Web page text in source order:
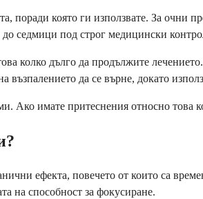
поради която ги използвате. За очни
седмици под строг медицински
колко дълго да продължите
възпалението да се върне, докато
Ако имате притеснения относно това
ефекта, повечето от които са
на способност за фокусиране.